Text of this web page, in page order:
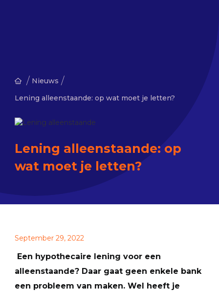
/ Nieuws /
Lening alleenstaande: op wat moet je letten?
Lening alleenstaande: op
wat moet je letten?
September 29, 2022
Een hypothecaire lening voor een
alleenstaande? Daar gaat geen enkele bank
een probleem van maken. Wel heeft je